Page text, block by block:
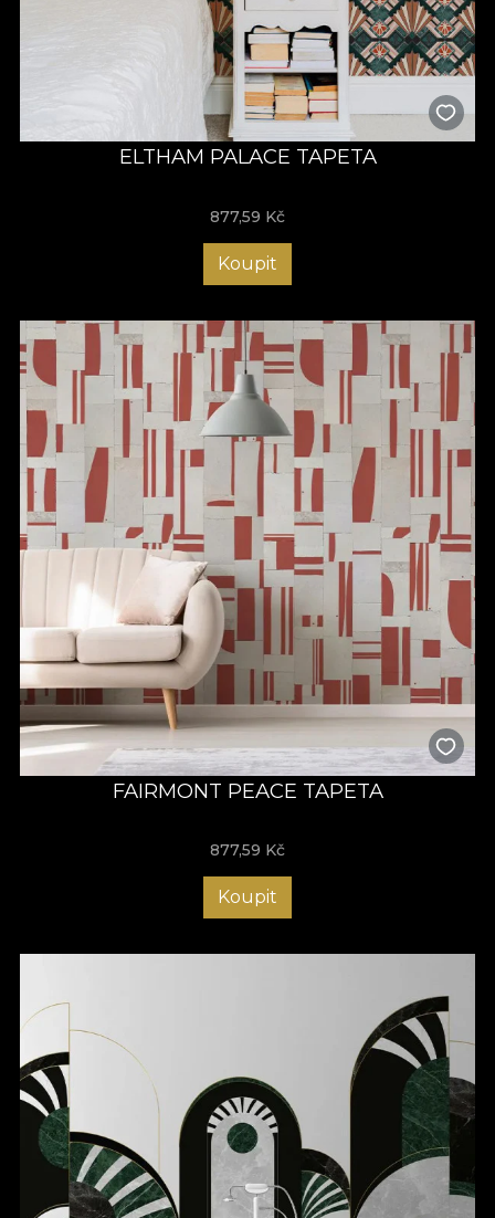
ELTHAM PALACE TAPETA
877,59 Kč
Koupit
FAIRMONT PEACE TAPETA
877,59 Kč
Koupit